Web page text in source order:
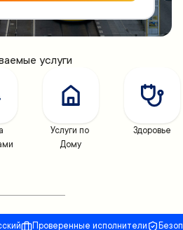
услуги
Услуги по
Дому
Здоровье
Проверенные исполнители